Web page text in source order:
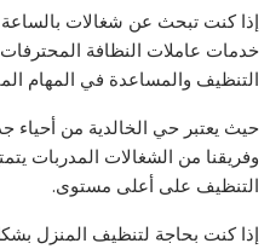
إذا كنت تبحث عن شغالات
خدمات عاملات النظافة المحترفات
التنظيف والمساعدة في المهام
حيث يعتبر حي الخالدية من أحياء
وفريقنا من الشغالات المدربات
التنظيف على أعلى مستوى.
إذا كنت بحاجة لتنظيف المنزل